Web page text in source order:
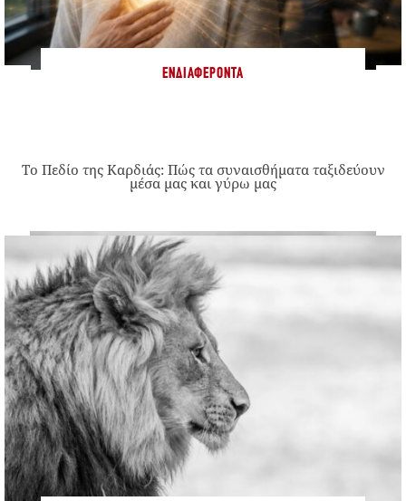
ΕΝΔΙΑΦΈΡΟΝΤΑ
Το Πεδίο της Καρδιάς: Πώς τα συναισθήματα ταξιδεύουν
μέσα μας και γύρω μας